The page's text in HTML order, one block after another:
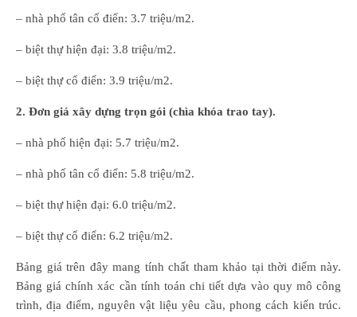
– nhà phố tân cổ điển: 3.7 triệu/m2.
– biệt thự hiện đại: 3.8 triệu/m2.
– biệt thự cổ điển: 3.9 triệu/m2.
2. Đơn giá xây dựng trọn gói (chìa khóa trao tay).
– nhà phố hiện đại: 5.7 triệu/m2.
– nhà phố tân cổ điển: 5.8 triệu/m2.
– biệt thự hiện đại: 6.0 triệu/m2.
– biệt thự cổ điển: 6.2 triệu/m2.
Bảng giá trên đây mang tính chất tham khảo tại thời điểm này.
Bảng giá chính xác cần tính toán chi tiết dựa vào quy mô công
trình, địa điểm, nguyên vật liệu yêu cầu, phong cách kiến trúc.